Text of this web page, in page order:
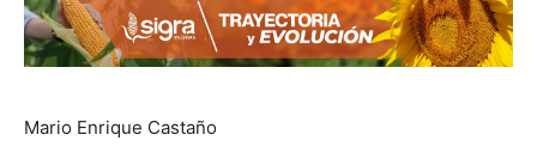
Mario Enrique Castaño